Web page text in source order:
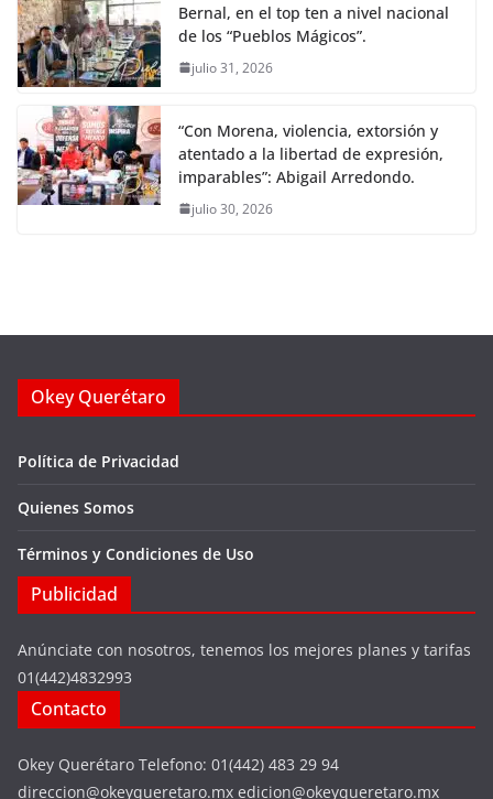
Bernal, en el top ten a nivel nacional
de los “Pueblos Mágicos”.
julio 31, 2026
“Con Morena, violencia, extorsión y
atentado a la libertad de expresión,
imparables”: Abigail Arredondo.
julio 30, 2026
Okey Querétaro
Política de Privacidad
Quienes Somos
Términos y Condiciones de Uso
Publicidad
Anúnciate con nosotros, tenemos los mejores planes y tarifas
01(442)4832993
Contacto
Okey Querétaro Telefono: 01(442) 483 29 94
direccion@okeyqueretaro.mx edicion@okeyqueretaro.mx